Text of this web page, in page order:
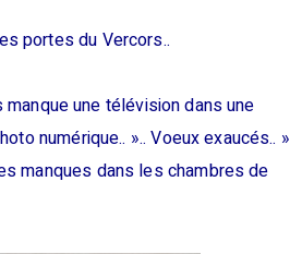
portes du Vercors..
une télévision dans une
numérique.. ».. Voeux exaucés.. »
manques dans les chambres de